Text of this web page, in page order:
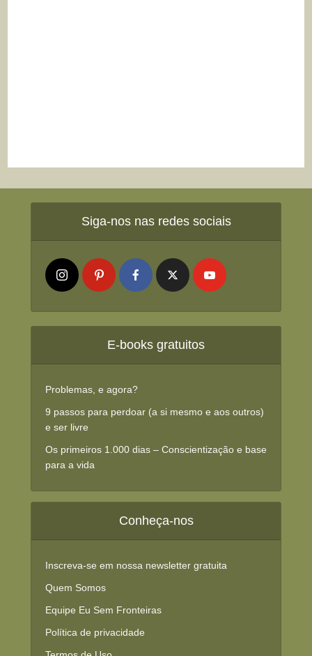
Siga-nos nas redes sociais
E-books gratuitos
Problemas, e agora?
9 passos para perdoar (a si mesmo e aos outros)
e ser livre
Os primeiros 1.000 dias – Conscientização e base
para a vida
Conheça-nos
Inscreva-se em nossa newsletter gratuita
Quem Somos
Equipe Eu Sem Fronteiras
Política de privacidade